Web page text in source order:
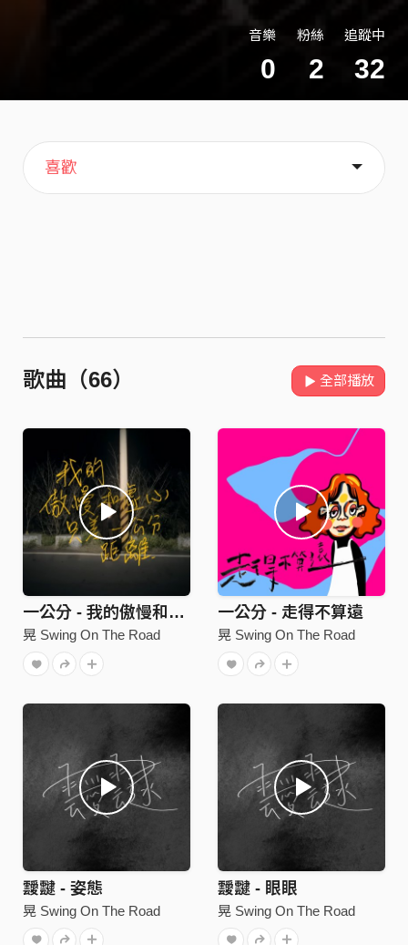
音樂
0
粉絲
2
追蹤中
32
主頁
喜歡
關於
歌曲（66） 全部播放
一公分 - 我的傲慢和虛心只差一公分距離
晃 Swing On The Road
一公分 - 走得不算遠
晃 Swing On The Road
靉靆 - 姿態
晃 Swing On The Road
靉靆 - 眼眼
晃 Swing On The Road